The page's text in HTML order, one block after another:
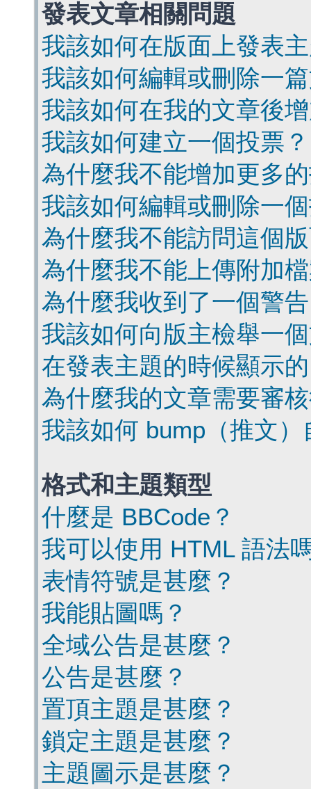
發表文章相關問題
我該如何在版面上發表
我該如何編輯或刪除一
我該如何在我的文章後
我該如何建立一個投票？
為什麼我不能增加更多
我該如何編輯或刪除一
為什麼我不能訪問這個
為什麼我不能上傳附加
為什麼我收到了一個警
我該如何向版主檢舉一
在發表主題的時候顯示
為什麼我的文章需要審
我該如何 bump（推文
格式和主題類型
什麼是 BBCode？
我可以使用 HTML 語法
表情符號是甚麼？
我能貼圖嗎？
全域公告是甚麼？
公告是甚麼？
置頂主題是甚麼？
鎖定主題是甚麼？
主題圖示是甚麼？